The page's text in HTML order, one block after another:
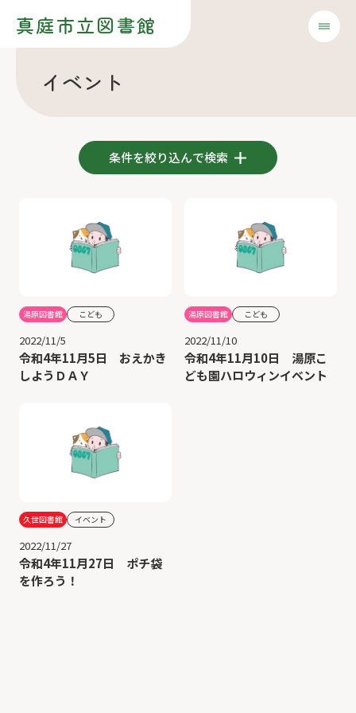
真庭市立図書館
イベント
条件を絞り込んで検索
湯原図書館 こども
2022/11/5
令和4年11月5日 おえかき
しようＤＡＹ
湯原図書館 こども
2022/11/10
令和4年11月10日 湯原こ
ども園ハロウィンイベント
久世図書館 イベント
2022/11/27
令和4年11月27日 ポチ袋
を作ろう！